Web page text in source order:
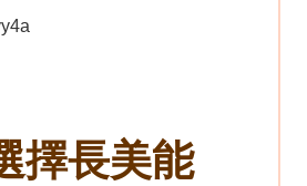
擇長美能